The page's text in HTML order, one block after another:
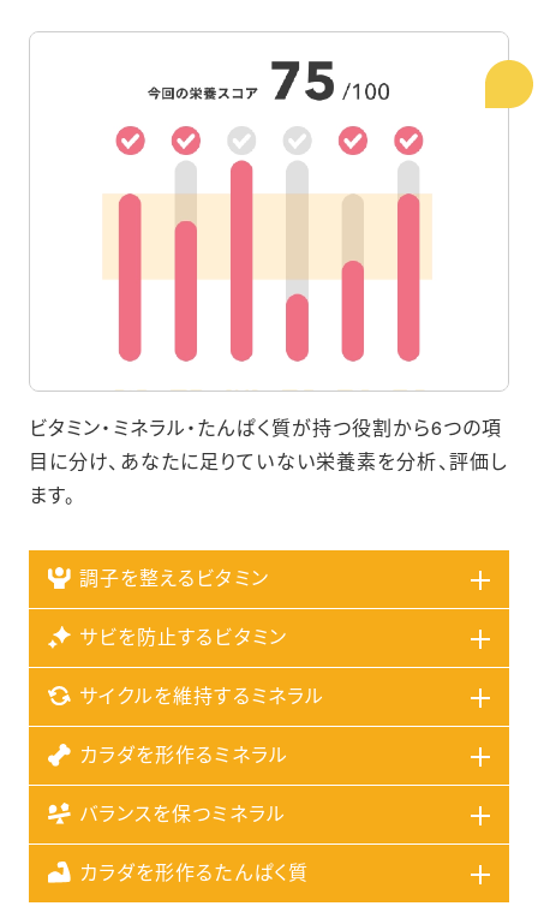
ビタミン・ミネラル・たんぱく質が持つ役割から6つの項
目に分け、あなたに足りていない栄養素を分析、評価し
ます。
調子を整えるビタミン
サビを防止するビタミン
サイクルを維持するミネラル
カラダを形作るミネラル
バランスを保つミネラル
カラダを形作るたんぱく質